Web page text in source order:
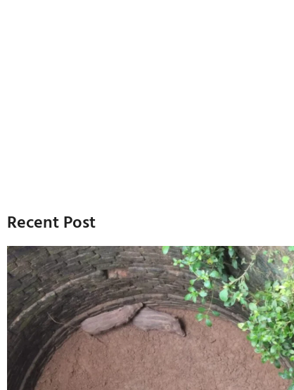
Recent Post